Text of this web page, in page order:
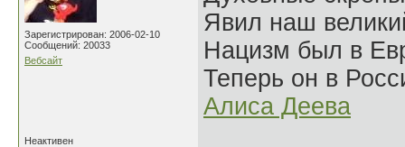
Зарегистрирован: 2006-02-10
Сообщений: 20033
Вебсайт
Явил наш
Нацизм был в
Теперь он в
Алиса Деева
Неактивен